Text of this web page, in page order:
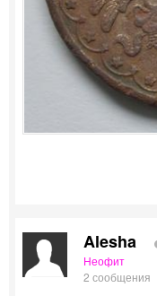
Alesha
Неофит
2 сообщения